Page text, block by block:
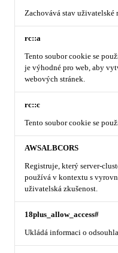
Zachovává stav uživatelské
rc::a
Tento soubor cookie se
je výhodné pro web, aby
webových stránek.
rc::c
Tento soubor cookie se
AWSALBCORS
Registruje, který server-
používá v kontextu s
uživatelská zkušenost.
18plus_allow_access#
Ukládá informaci o